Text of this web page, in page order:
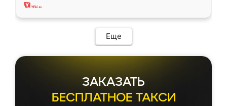
Еще
ЗАКАЗАТЬ
БЕСПЛАТНОЕ ТАКСИ